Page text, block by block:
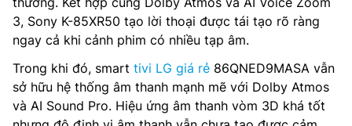
3, Sony K-85XR50 tạo lời thoại được tái tạo rõ ràng
ngay cả khi cảnh phim có nhiều tạp âm.
Trong khi đó, smart tivi LG giá rẻ 86QNED9MASA vẫn
sở hữu hệ thống âm thanh mạnh mẽ với Dolby Atmos
và AI Sound Pro. Hiệu ứng âm thanh vòm 3D khá tốt